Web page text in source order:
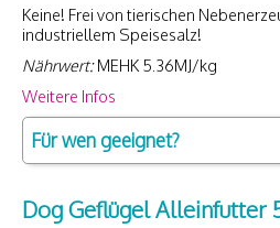
Keine! Frei von tierischen
industriellem Speisesalz!
Nährwert:MEHK 5.36MJ/kg
Weitere Infos
Für wen geeignet?
Dog Geflügel Alleinfutter